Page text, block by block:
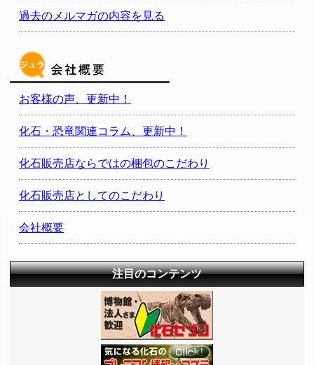
過去のメルマガの内容を見る
お客様の声、更新中！
化石・恐竜関連コラム、更新中！
化石販売店ならではの梱包のこだわり
化石販売店としてのこだわり
会社概要
注目のコンテンツ